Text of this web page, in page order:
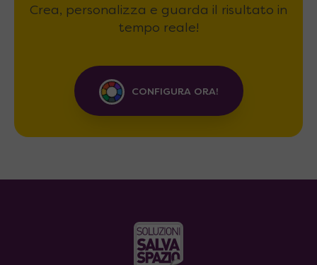
Crea, personalizza e guarda il risultato in
tempo reale!
CONFIGURA ORA!